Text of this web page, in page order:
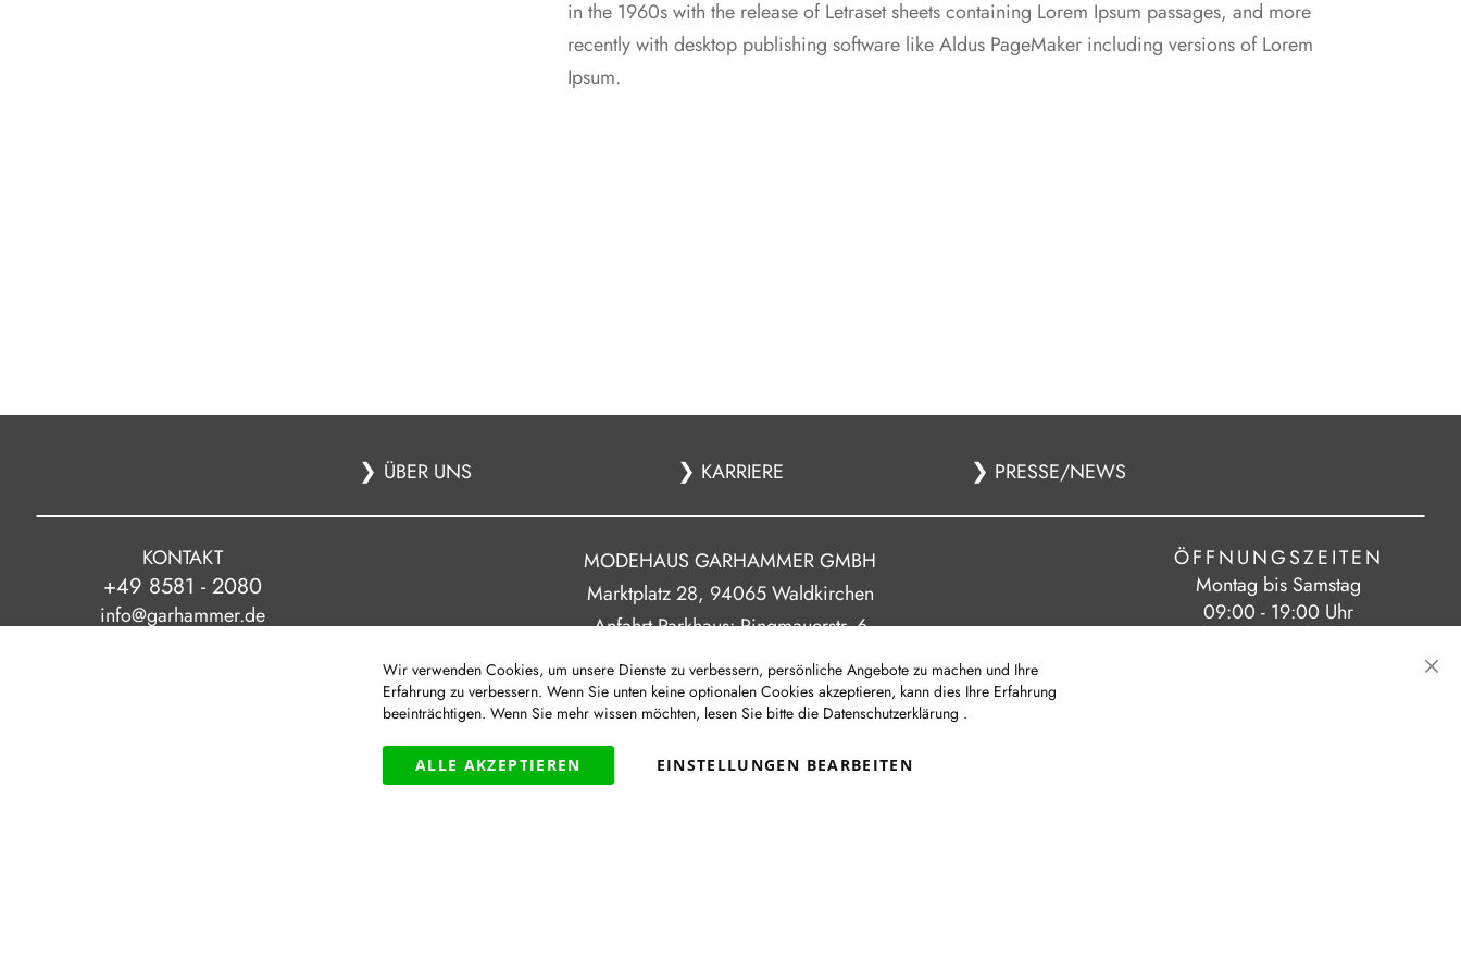
in the 1960s with the release of Letraset sheets containing Lorem Ipsum passages, and more
recently with desktop publishing software like Aldus PageMaker including versions of Lorem
Ipsum.
❯ ÜBER UNS ❯ KARRIERE ❯ PRESSE/NEWS
KONTAKT
+49 8581 - 2080
info@garhammer.de
MODEHAUS GARHAMMER GMBH
Marktplatz 28, 94065 Waldkirchen
Anfahrt Parkhaus: Ringmauerstr. 6
Route
ÖFFNUNGSZEITEN
Montag bis Samstag
09:00 - 19:00 Uhr
© Modehaus Garhammer GmbH | Newsletter | Impressum | Datenschutz | Barrierefreiheit
VERTRAG WIDERRUFEN
Wir verwenden Cookies, um unsere Dienste zu verbessern, persönliche Angebote zu machen und Ihre
Erfahrung zu verbessern. Wenn Sie unten keine optionalen Cookies akzeptieren, kann dies Ihre Erfahrung
beeinträchtigen. Wenn Sie mehr wissen möchten, lesen Sie bitte die Datenschutzerklärung .
ALLE AKZEPTIEREN EINSTELLUNGEN BEARBEITEN